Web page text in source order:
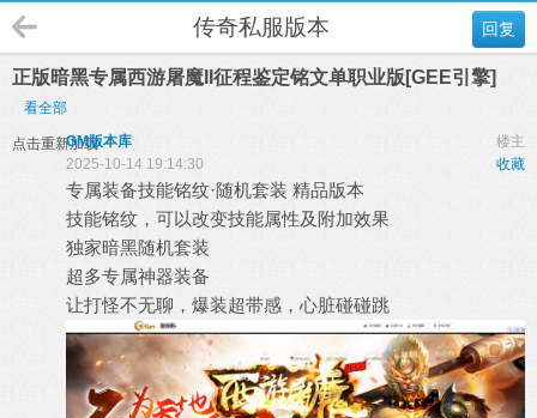
回复
传奇私服版本
正版暗黑专属西游屠魔II征程鉴定铭文单职业版[GEE引擎]
看全部
点击重新加载 楼主
GM版本库
收藏
2025-10-14 19:14:30
专属装备技能铭纹·随机套装 精品版本
技能铭纹，可以改变技能属性及附加效果
独家暗黑随机套装
超多专属神器装备
让打怪不无聊，爆装超带感，心脏碰碰跳